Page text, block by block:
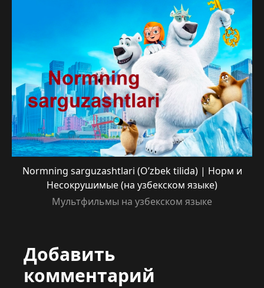
Normning sarguzashtlari (O’zbek tilida) | Норм и
Несокрушимые (на узбекском языке)
Мультфильмы на узбекском языке
Добавить
комментарий